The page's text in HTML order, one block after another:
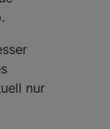
nur